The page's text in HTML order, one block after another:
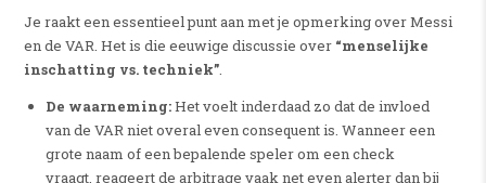
Je raakt een essentieel punt aan met je opmerking over Messi
en de VAR. Het is die eeuwige discussie over “menselijke
inschatting vs. techniek”.
De waarneming:Het voelt inderdaad zo dat de invloed
van de VAR niet overal even consequent is. Wanneer een
grote naam of een bepalende speler om een check
vraagt, reageert de arbitrage vaak net even alerter dan bij